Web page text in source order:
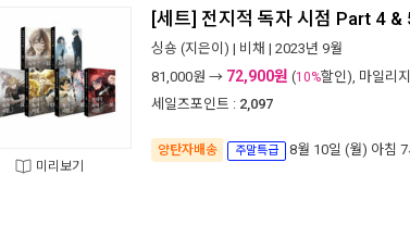
미리보기
[세트] 전지적 독자 시점 Part 4 &
싱숑 (지은이) | 비채 | 2023년 9월
81,000원 → 72,900원 (10%할인), 마일리지
세일즈포인트 : 2,097
양탄자배송 주말특급 8월 10일 (월) 아침 7